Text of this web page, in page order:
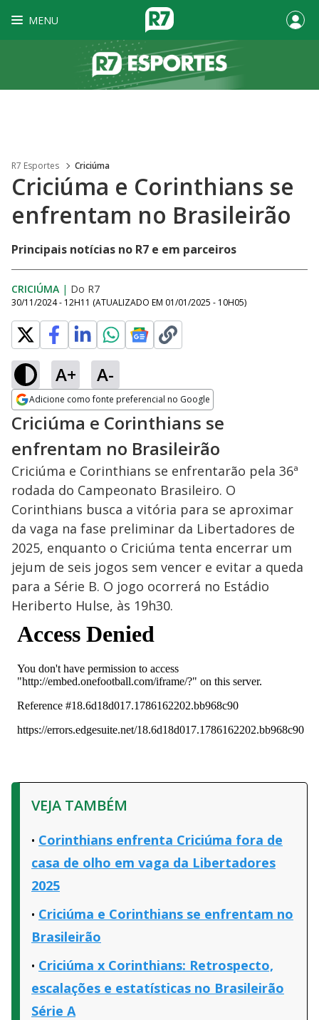
MENU
R7 Esportes Criciúma
Criciúma e Corinthians se
enfrentam no Brasileirão
Principais notícias no R7 e em parceiros
CRICIÚMA | Do R7
30/11/2024 - 12H11 (ATUALIZADO EM 01/01/2025 - 10H05)
A+ A-
Adicione como fonte preferencial no Google
Opens in new window
Criciúma e Corinthians se
enfrentam no Brasileirão
Criciúma e Corinthians se enfrentarão pela 36ª
rodada do Campeonato Brasileiro. O
Corinthians busca a vitória para se aproximar
da vaga na fase preliminar da Libertadores de
2025, enquanto o Criciúma tenta encerrar um
jejum de seis jogos sem vencer e evitar a queda
para a Série B. O jogo ocorrerá no Estádio
Heriberto Hulse, às 19h30.
VEJA TAMBÉM
Corinthians enfrenta Criciúma fora de
casa de olho em vaga da Libertadores
2025
Criciúma e Corinthians se enfrentam no
Brasileirão
Criciúma x Corinthians: Retrospecto,
escalações e estatísticas no Brasileirão
Série A